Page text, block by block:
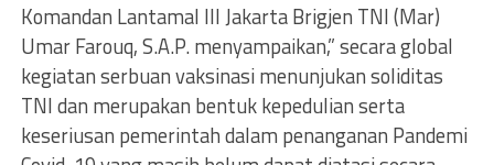
Komandan Lantamal III Jakarta Brigjen TNI (Mar)
Umar Farouq, S.A.P. menyampaikan,” secara global
kegiatan serbuan vaksinasi menunjukan soliditas
TNI dan merupakan bentuk kepedulian serta
keseriusan pemerintah dalam penanganan Pandemi